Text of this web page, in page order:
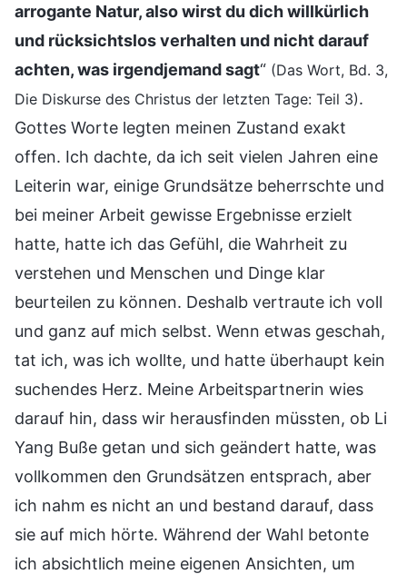
arrogante Natur, also wirst du dich willkürlich
und rücksichtslos verhalten und nicht darauf
achten, was irgendjemand sagt“ (Das Wort, Bd. 3,
Die Diskurse des Christus der letzten Tage: Teil 3).
Gottes Worte legten meinen Zustand exakt
offen. Ich dachte, da ich seit vielen Jahren eine
Leiterin war, einige Grundsätze beherrschte und
bei meiner Arbeit gewisse Ergebnisse erzielt
hatte, hatte ich das Gefühl, die Wahrheit zu
verstehen und Menschen und Dinge klar
beurteilen zu können. Deshalb vertraute ich voll
und ganz auf mich selbst. Wenn etwas geschah,
tat ich, was ich wollte, und hatte überhaupt kein
suchendes Herz. Meine Arbeitspartnerin wies
darauf hin, dass wir herausfinden müssten, ob Li
Yang Buße getan und sich geändert hatte, was
vollkommen den Grundsätzen entsprach, aber
ich nahm es nicht an und bestand darauf, dass
sie auf mich hörte. Während der Wahl betonte
ich absichtlich meine eigenen Ansichten, um